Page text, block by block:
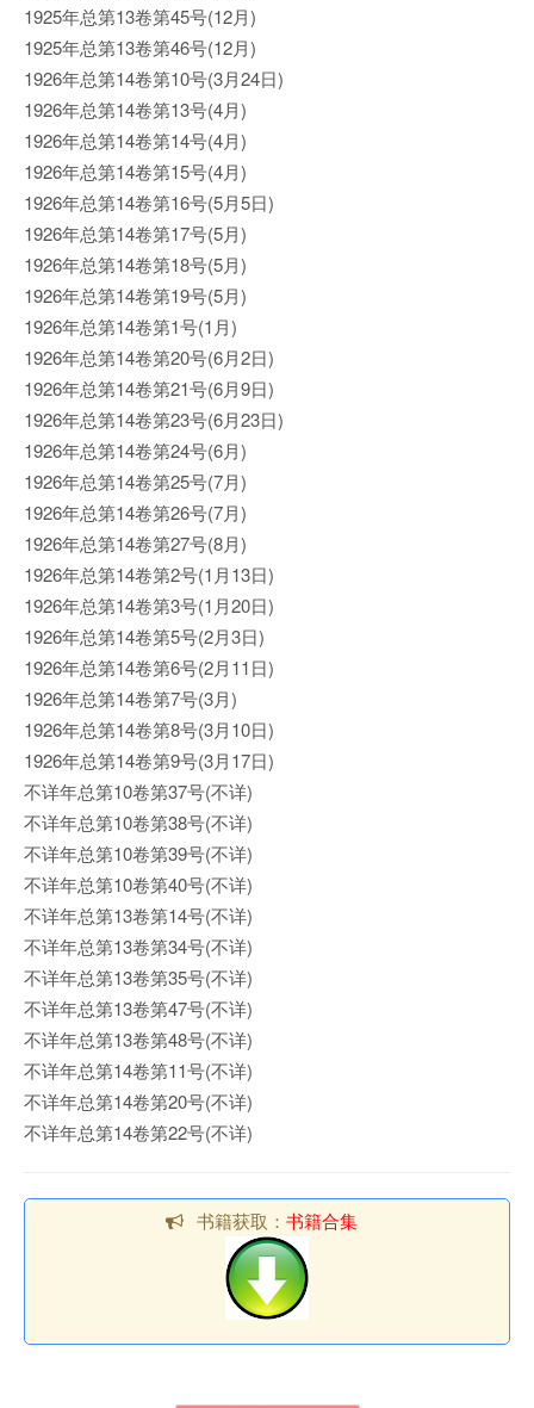
1925年总第13卷第45号(12月)
1925年总第13卷第46号(12月)
1926年总第14卷第10号(3月24日)
1926年总第14卷第13号(4月)
1926年总第14卷第14号(4月)
1926年总第14卷第15号(4月)
1926年总第14卷第16号(5月5日)
1926年总第14卷第17号(5月)
1926年总第14卷第18号(5月)
1926年总第14卷第19号(5月)
1926年总第14卷第1号(1月)
1926年总第14卷第20号(6月2日)
1926年总第14卷第21号(6月9日)
1926年总第14卷第23号(6月23日)
1926年总第14卷第24号(6月)
1926年总第14卷第25号(7月)
1926年总第14卷第26号(7月)
1926年总第14卷第27号(8月)
1926年总第14卷第2号(1月13日)
1926年总第14卷第3号(1月20日)
1926年总第14卷第5号(2月3日)
1926年总第14卷第6号(2月11日)
1926年总第14卷第7号(3月)
1926年总第14卷第8号(3月10日)
1926年总第14卷第9号(3月17日)
不详年总第10卷第37号(不详)
不详年总第10卷第38号(不详)
不详年总第10卷第39号(不详)
不详年总第10卷第40号(不详)
不详年总第13卷第14号(不详)
不详年总第13卷第34号(不详)
不详年总第13卷第35号(不详)
不详年总第13卷第47号(不详)
不详年总第13卷第48号(不详)
不详年总第14卷第11号(不详)
不详年总第14卷第20号(不详)
不详年总第14卷第22号(不详)
书籍获取： 书籍合集